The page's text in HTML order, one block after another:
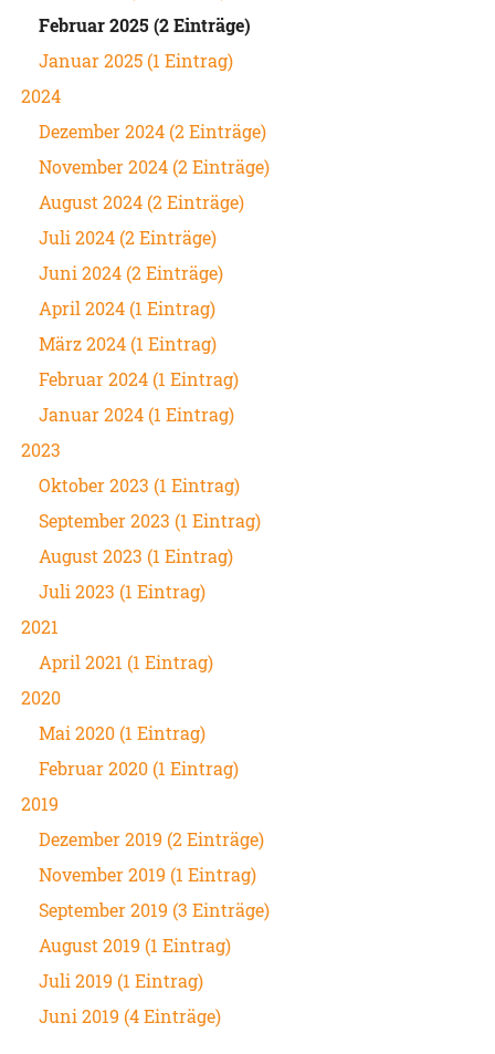
Februar 2025 (2 Einträge)
Januar 2025 (1 Eintrag)
2024
Dezember 2024 (2 Einträge)
November 2024 (2 Einträge)
August 2024 (2 Einträge)
Juli 2024 (2 Einträge)
Juni 2024 (2 Einträge)
April 2024 (1 Eintrag)
März 2024 (1 Eintrag)
Februar 2024 (1 Eintrag)
Januar 2024 (1 Eintrag)
2023
Oktober 2023 (1 Eintrag)
September 2023 (1 Eintrag)
August 2023 (1 Eintrag)
Juli 2023 (1 Eintrag)
2021
April 2021 (1 Eintrag)
2020
Mai 2020 (1 Eintrag)
Februar 2020 (1 Eintrag)
2019
Dezember 2019 (2 Einträge)
November 2019 (1 Eintrag)
September 2019 (3 Einträge)
August 2019 (1 Eintrag)
Juli 2019 (1 Eintrag)
Juni 2019 (4 Einträge)